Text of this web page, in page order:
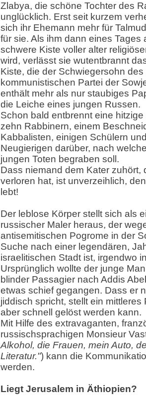
Zlabya, die schöne Tochter des
unglücklich. Erst seit kurzem
sich ihr Ehemann mehr für
für sie. Als ihm dann eines
schwere Kiste voller alter
wird, verlässt sie wutentbrannt
Kiste, die der Schwiegersohn
kommunistischen Partei der
enthält mehr als nur staubiges
die Leiche eines jungen Russen.
Schon bald entbrennt eine
zehn Rabbinern, einem
Kabbalisten, einigen Schülern
Neugierigen darüber, nach
jungen Toten begraben soll.
Dass niemand dem Kater zuhört,
verloren hat, ist unverzeihlich,
lebt!
Der leblose Körper stellt sich als
russischer Maler heraus, der
antisemitischen Pogrome in der
Suche nach einer legendären,
israelitischen Stadt ist, irgendwo
Ursprünglich wollte der junge
blinder Passagier nach Addis
etwas schief gegangen. Dass er
jiddisch spricht, stellt ein mittleres
aber schnell gelöst werden kann.
Mit Hilfe des extravaganten,
russischsprachigen Monsieur
Alkohol, die Frauen, mein Auto,
Literatur.") kann die
werden.
Liegt Jerusalem in Äthiopien?